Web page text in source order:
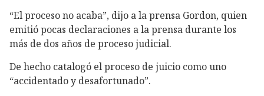
“El proceso no acaba”, dijo a la prensa Gordon, quien
emitió pocas declaraciones a la prensa durante los
más de dos años de proceso judicial.
De hecho catalogó el proceso de juicio como uno
“accidentado y desafortunado”.